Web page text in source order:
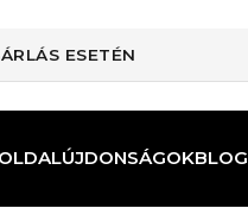
ESETÉN
ÚJDONSÁGOKBLOG